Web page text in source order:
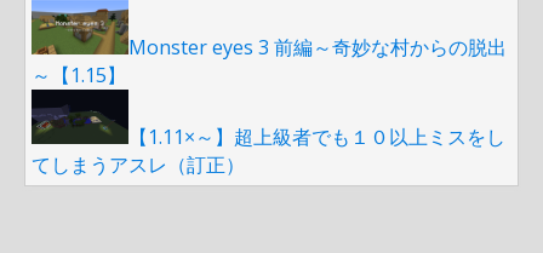
Monster eyes 3 前編～奇妙な村からの脱出
～【1.15】
【1.11×～】超上級者でも１０以上ミスをし
てしまうアスレ（訂正）